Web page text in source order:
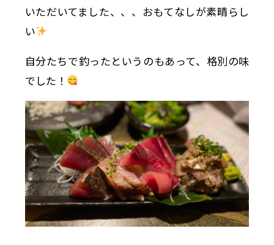
いただいてました、、、おもてなしが素晴らし
い
自分たちで釣ったというのもあって、格別の味
でした！